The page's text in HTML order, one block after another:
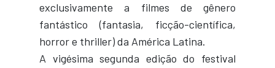
exclusivamente a filmes de gênero
fantástico (fantasia, ficção-científica,
horror e thriller) da América Latina.
A vigésima segunda edição do festival